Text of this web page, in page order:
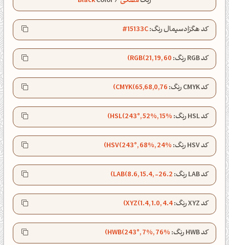
کد هگزادسیمال رنگ:#15133C
کد RGB رنگ: RGB(21, 19, 60)
کد CMYK رنگ: CMYK(65,68,0,76)
کد HSL رنگ: HSL(243°, 52%, 15%)
کد HSV رنگ: HSV(243°, 68%, 24%)
کد LAB رنگ: LAB(8.6, 15.4, -26.2)
کد XYZ رنگ: XYZ(1.4, 1.0, 4.4)
کد HWB رنگ: HWB(243°, 7%, 76%)
شبت بخیر❤️
کپل‌آرت رو دنبال کن!